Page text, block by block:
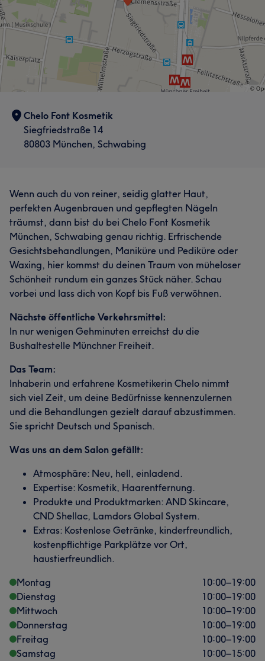
Chelo Font Kosmetik
Siegfriedstraße 14
80803 München, Schwabing
Wenn auch du von reiner, seidig glatter Haut,
perfekten Augenbrauen und gepflegten Nägeln
träumst, dann bist du bei Chelo Font Kosmetik
München, Schwabing genau richtig. Erfrischende
Gesichtsbehandlungen, Maniküre und Pediküre oder
Waxing, hier kommst du deinen Traum von müheloser
Schönheit rundum ein ganzes Stück näher. Schau
vorbei und lass dich von Kopf bis Fuß verwöhnen.
Nächste öffentliche Verkehrsmittel:
In nur wenigen Gehminuten erreichst du die
Bushaltestelle Münchner Freiheit.
Das Team:
Inhaberin und erfahrene Kosmetikerin Chelo nimmt
sich viel Zeit, um deine Bedürfnisse kennenzulernen
und die Behandlungen gezielt darauf abzustimmen.
Sie spricht Deutsch und Spanisch.
Was uns an dem Salon gefällt:
Atmosphäre: Neu, hell, einladend.
Expertise: Kosmetik, Haarentfernung.
Produkte und Produktmarken: AND Skincare,
CND Shellac, Lamdors Global System.
Extras: Kostenlose Getränke, kinderfreundlich,
kostenpflichtige Parkplätze vor Ort,
haustierfreundlich.
Montag
10:00–19:00
Dienstag
10:00–19:00
Mittwoch
10:00–19:00
Donnerstag
10:00–19:00
Freitag
10:00–19:00
Samstag
10:00–15:00